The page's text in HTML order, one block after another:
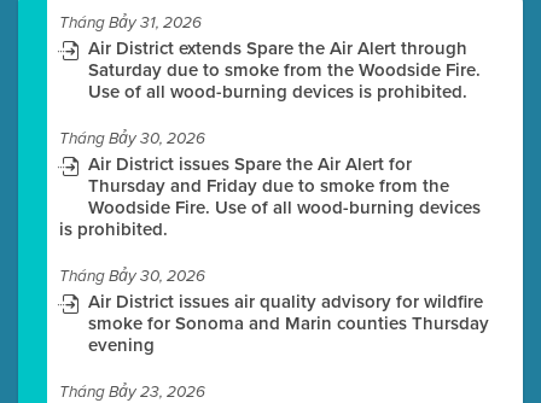
Tháng Bảy 31, 2026
Air District extends Spare the Air Alert through
Saturday due to smoke from the Woodside Fire.
Use of all wood-burning devices is prohibited.
Tháng Bảy 30, 2026
Air District issues Spare the Air Alert for
Thursday and Friday due to smoke from the
Woodside Fire. Use of all wood-burning devices
is prohibited.
Tháng Bảy 30, 2026
Air District issues air quality advisory for wildfire
smoke for Sonoma and Marin counties Thursday
evening
Tháng Bảy 23, 2026